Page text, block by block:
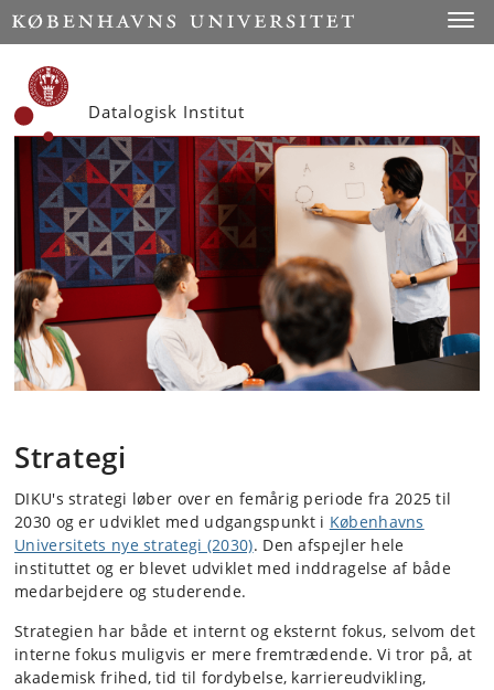
Start
Datalogisk Institut
Strategi
DIKU's strategi løber over en femårig periode fra 2025 til
2030 og er udviklet med udgangspunkt i Københavns
Universitets nye strategi (2030). Den afspejler hele
instituttet og er blevet udviklet med inddragelse af både
medarbejdere og studerende.
Strategien har både et internt og eksternt fokus, selvom det
interne fokus muligvis er mere fremtrædende. Vi tror på, at
akademisk frihed, tid til fordybelse, karriereudvikling,